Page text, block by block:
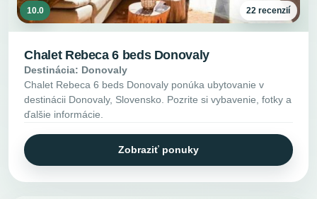
10.0 22 recenzií
Chalet Rebeca 6 beds Donovaly
Destinácia: Donovaly
Chalet Rebeca 6 beds Donovaly ponúka ubytovanie v
destinácii Donovaly, Slovensko. Pozrite si vybavenie, fotky a
ďalšie informácie.
Zobraziť ponuky